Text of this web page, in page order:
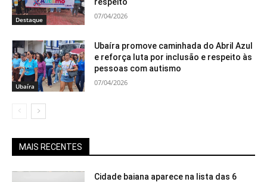
Destaque
respeito
07/04/2026
Ubaíra
Ubaíra promove caminhada do Abril Azul
e reforça luta por inclusão e respeito às
pessoas com autismo
07/04/2026
MAIS RECENTES
Cidade baiana aparece na lista das 6